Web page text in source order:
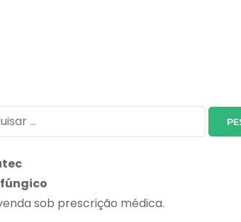
sob prescrição médica.